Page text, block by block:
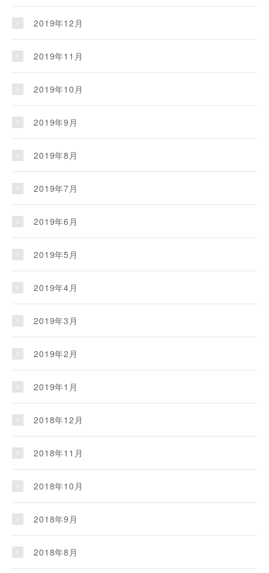
2019年12月
2019年11月
2019年10月
2019年9月
2019年8月
2019年7月
2019年6月
2019年5月
2019年4月
2019年3月
2019年2月
2019年1月
2018年12月
2018年11月
2018年10月
2018年9月
2018年8月